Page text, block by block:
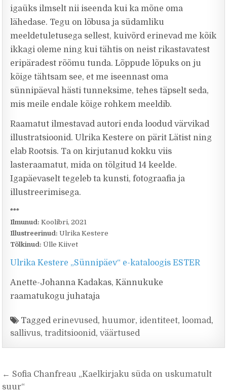
igaüks ilmselt nii iseenda kui ka mõne oma
lähedase. Tegu on lõbusa ja südamliku
meeldetuletusega sellest, kuivõrd erinevad me kõik
ikkagi oleme ning kui tähtis on neist rikastavatest
eripäradest rõõmu tunda. Lõppude lõpuks on ju
kõige tähtsam see, et me iseennast oma
sünnipäeval hästi tunneksime, tehes täpselt seda,
mis meile endale kõige rohkem meeldib.
Raamatut ilmestavad autori enda loodud värvikad
illustratsioonid. Ulrika Kestere on pärit Lätist ning
elab Rootsis. Ta on kirjutanud kokku viis
lasteraamatut, mida on tõlgitud 14 keelde.
Igapäevaselt tegeleb ta kunsti, fotograafia ja
illustreerimisega.
***
Ilmunud: Koolibri, 2021
Illustreerinud: Ulrika Kestere
Tõlkinud: Ülle Kiivet
Ulrika Kestere „Sünnipäev“ e-kataloogis ESTER
Anette-Johanna Kadakas, Kännukuke
raamatukogu juhataja
Tagged erinevused,huumor,identiteet,loomad,
sallivus,traditsioonid,väärtused
Navigeerimine
← Sofia Chanfreau „Kaelkirjaku süda on uskumatult
suur“